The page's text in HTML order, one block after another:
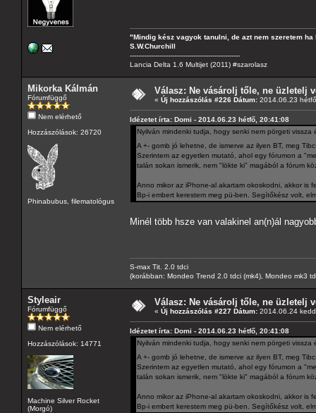
"Mindig kész vagyok tanulni, de azt nem szeretem
S.W.Churchill
----------------------------------------------------
Lancia Delta 1.6 Multijet (2011) #szarolasz
Mikorka Kálmán
Fórumfüggő
Nem elérhető
Hozzászólások: 26720
Phinabubus, filematológus
Válasz: Ne vásárolj tőle, ne üzletelj
« Új hozzászólás #226 Dátum: 2014.06.23
Idézetet írta: Domi - 2014.06.23 hétfő, 20:41:08
Nyilván mindenki tudja, hogy senki nem pörgeti
A +- gomb jó lehetne, de ismerve az ilyen BT, meg
Szerintem az egyetlen mutató, ahol egy fórumon a
talán sokan ismerik, nem "lökte ki" magából a fórum
Anno mikor az iPhone-al akartam okoskodni, akkor is
Bp-i embert kerestem meg pü-ben. Segítőkész volt,
Minél több hsze van valakinel an(n)ál
S-max Tit. 2.0 tdci
(korábban: Mondeo Trend 2.0 tdci (mk4), Mondeo mk3
Styleair
Fórumfüggő
Nem elérhető
Hozzászólások: 14771
Machine Silver Rocket
(Morgó)
Válasz: Ne vásárolj tőle, ne üzletelj
« Új hozzászólás #227 Dátum: 2014.06.24
Idézetet írta: Domi - 2014.06.23 hétfő, 20:41:08
Nyilván mindenki tudja, hogy senki nem pörgeti
A +- gomb jó lehetne, de ismerve az ilyen BT, meg
Szerintem az egyetlen mutató, ahol egy fórumon a
talán sokan ismerik, nem "lökte ki" magából a fórum
Anno mikor az iPhone-al akartam okoskodni, akkor is
Bp-i embert kerestem meg pü-ben. Segítőkész volt,